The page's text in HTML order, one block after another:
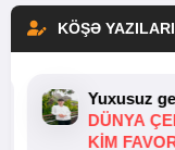
KÖŞƏ YAZILARI
Yuxusuz
DÜNYA
KIM